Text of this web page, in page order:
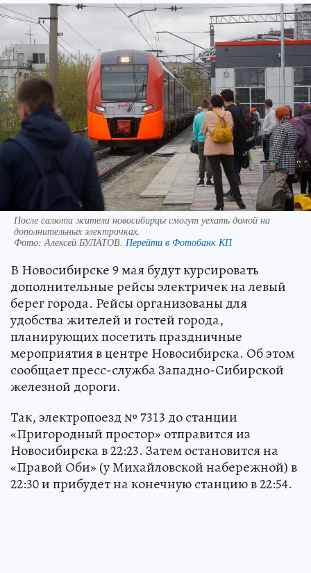
После салюта жители новосибирцы смогут уехать домой на
дополнительных электричках.
Фото:Алексей БУЛАТОВ. Перейти в Фотобанк КП
В Новосибирске 9 мая будут курсировать
дополнительные рейсы электричек на левый
берег города. Рейсы организованы для
удобства жителей и гостей города,
планирующих посетить праздничные
мероприятия в центре Новосибирска. Об этом
сообщает пресс-служба Западно-Сибирской
железной дороги.
Так, электропоезд № 7313 до станции
«Пригородный простор» отправится из
Новосибирска в 22:23. Затем остановится на
«Правой Оби» (у Михайловской набережной) в
22:30 и прибудет на конечную станцию в 22:54.